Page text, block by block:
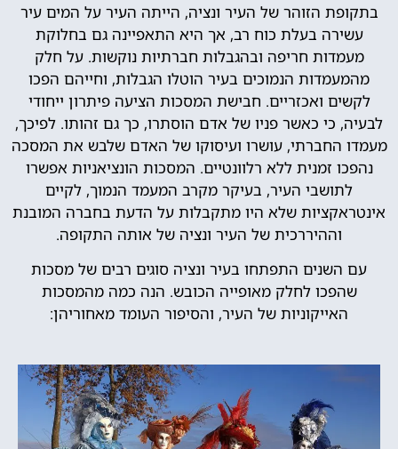
בתקופת הזוהר של העיר ונציה, הייתה העיר על המים עיר
עשירה בעלת כוח רב, אך היא התאפיינה גם בחלוקת
מעמדות חריפה ובהגבלות חברתיות נוקשות. על חלק
מהמעמדות הנמוכים בעיר הוטלו הגבלות, וחייהם הפכו
לקשים ואכזריים. חבישת המסכות הציעה פיתרון ייחודי
לבעיה, כי כאשר פניו של אדם הוסתרו, כך גם זהותו. לפיכך,
מעמדו החברתי, עושרו ועיסוקו של האדם שלבש את המסכה
נהפכו זמנית ללא רלוונטיים. המסכות הונציאניות אפשרו
לתושבי העיר, בעיקר מקרב המעמד הנמוך, לקיים
אינטראקציות שלא היו מתקבלות על הדעת בחברה המובנת
וההיררכית של העיר ונציה של אותה התקופה.
עם השנים התפתחו בעיר ונציה סוגים רבים של מסכות
שהפכו לחלק מאופייה הכובש. הנה כמה מהמסכות
האייקוניות של העיר, והסיפור העומד מאחוריהן: